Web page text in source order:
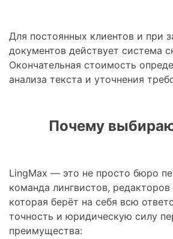
Для постоянных клиентов и при
документов действует система
Окончательная стоимость
анализа текста и уточнения
Почему
LingMax — это не просто бюро
команда лингвистов,
которая берёт на себя всю
точность и юридическую силу
преимущества: